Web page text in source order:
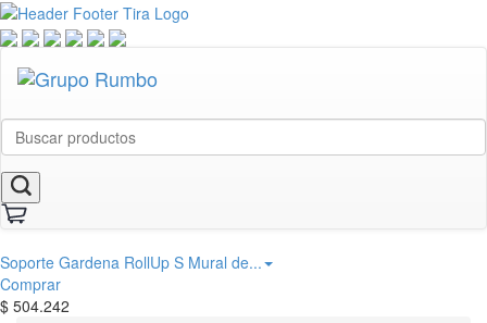
Soporte Gardena RollUp S Mural de...
Comprar
$ 504.242